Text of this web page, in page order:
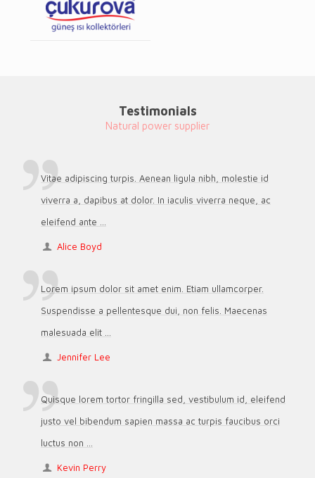
Testimonials
Natural power supplier
Vitae adipiscing turpis. Aenean ligula nibh, molestie id
viverra a, dapibus at dolor. In iaculis viverra neque, ac
eleifend ante ...
Alice Boyd
Lorem ipsum dolor sit amet enim. Etiam ullamcorper.
Suspendisse a pellentesque dui, non felis. Maecenas
malesuada elit ...
Jennifer Lee
Quisque lorem tortor fringilla sed, vestibulum id, eleifend
justo vel bibendum sapien massa ac turpis faucibus orci
luctus non ...
Kevin Perry